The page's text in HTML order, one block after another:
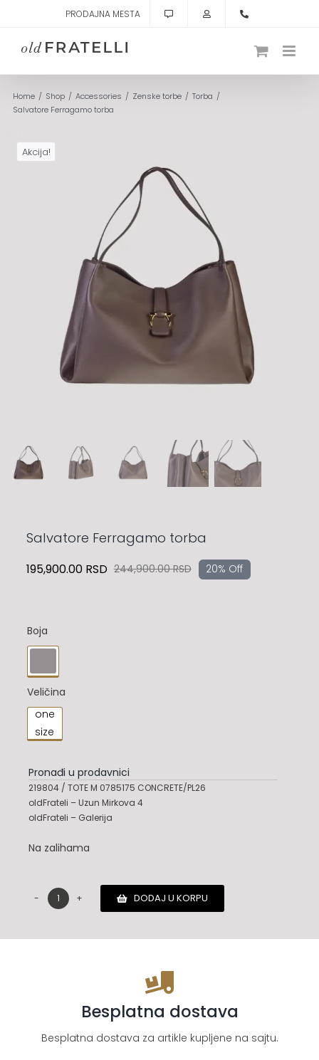
content
PRODAJNA MESTA
Home Shop Accessories Zenske torbe
Torba
Salvatore Ferragamo torba
Akcija!
Salvatore Ferragamo torba
244,900.00RSDOriginalna
195,900.00 RSD
Trenutna
20% Off
Boja
Veličina
one
size
Pronađi u prodavnici
219804 / TOTE M 0785175 CONCRETE/PL26
oldFrateli – Uzun Mirkova 4
oldFrateli – Galerija
Na zalihama
Salvatore
DODAJ U KORPU
Besplatna dostava
Besplatna dostava za artikle kupljene na sajtu.